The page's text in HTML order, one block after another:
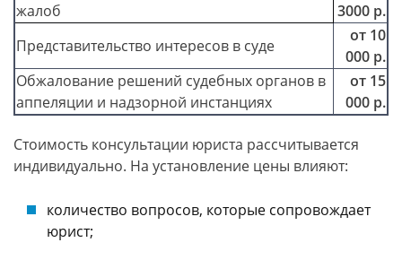
жалоб
3000 р.
Представительство интересов в суде
от 10
000 р.
Обжалование решений судебных органов в
аппеляции и надзорной инстанциях
от 15
000 р.
Стоимость консультации юриста рассчитывается
индивидуально. На установление цены влияют:
количество вопросов, которые сопровождает
юрист;